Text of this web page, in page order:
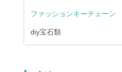
ファッションキーチェーン
diy宝石類